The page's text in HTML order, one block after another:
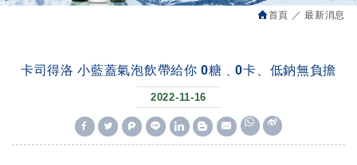
首頁 最新消息
卡司得洛 小藍蓋氣泡飲帶給你 0糖﹑0卡、低鈉無負擔
2022-11-16
W
h
a
S
i
n